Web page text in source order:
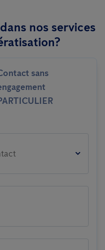
nos services
sans